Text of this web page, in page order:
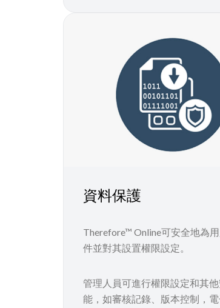
資料保護
Therefore™ Online可安全地為
件並對其設置權限設定。
管理人員可進行權限設定和其
能，如審核記錄、版本控制，